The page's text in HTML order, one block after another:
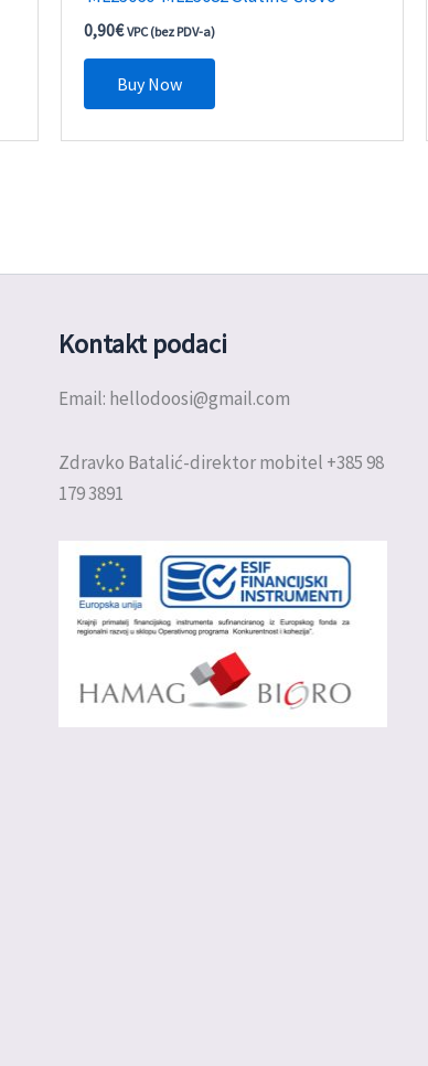
0,90€ VPC (bez PDV-a)
Buy Now
Kontakt podaci
Email: hellodoosi@gmail.com
Zdravko Batalić-direktor mobitel +385 98
179 3891